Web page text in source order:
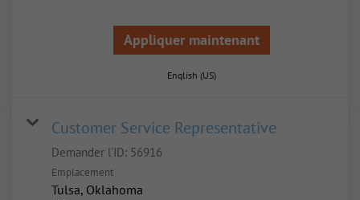
Appliquer maintenant
English (US)
Customer Service Representative
Demander l'ID: 56916
Emplacement
Tulsa, Oklahoma